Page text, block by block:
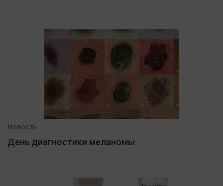
Новость
День диагностики меланомы